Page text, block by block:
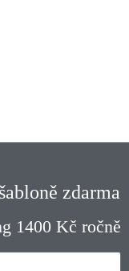
zdarma
1400 Kč ročně